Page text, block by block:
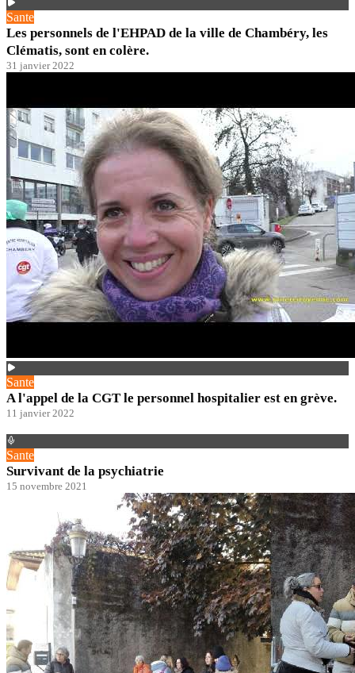
Sante
Les personnels de l'EHPAD de la ville de Chambéry, les
Clématis, sont en colère.
31 janvier 2022
Sante
A l'appel de la CGT le personnel hospitalier est en grève.
11 janvier 2022
Sante
Survivant de la psychiatrie
15 novembre 2021